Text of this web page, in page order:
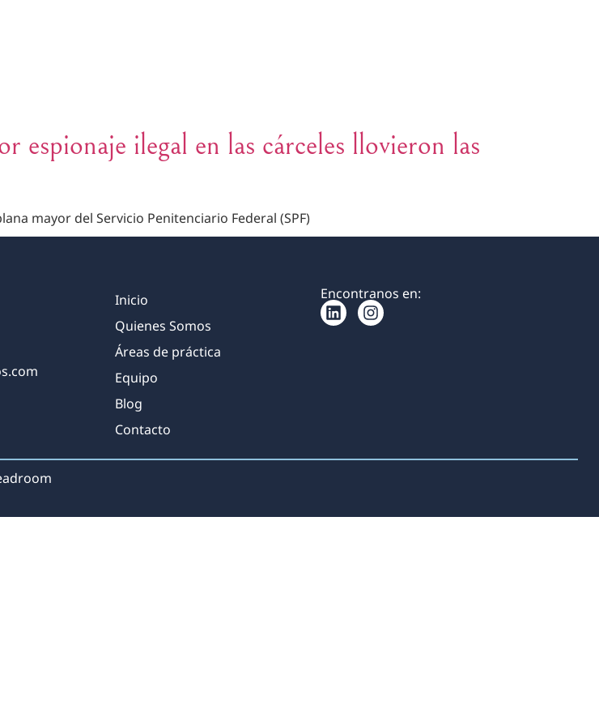
espionaje ilegal en las cárceles llovieron las
mayor del Servicio Penitenciario Federal (SPF)
Inicio
Quienes Somos
Áreas de práctica
Equipo
Blog
Contacto
Encontranos en: